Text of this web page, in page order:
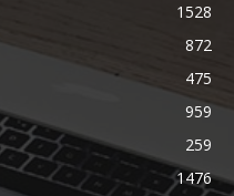
1528
872
475
959
259
1476